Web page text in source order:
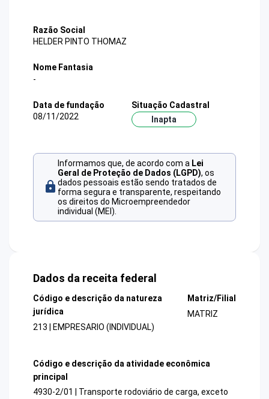
Razão Social
HELDER PINTO THOMAZ
Nome Fantasia
-
Data de fundação
08/11/2022
Situação Cadastral
Inapta
Informamos que, de acordo com a Lei
Geral de Proteção de Dados (LGPD), os
dados pessoais estão sendo tratados de
forma segura e transparente, respeitando
os direitos do Microempreendedor
individual (MEI).
Dados da receita federal
Código e descrição da natureza
jurídica
213 | EMPRESARIO (INDIVIDUAL)
Matriz/Filial
MATRIZ
Código e descrição da atividade econômica
principal
4930-2/01 | Transporte rodoviário de carga, exceto